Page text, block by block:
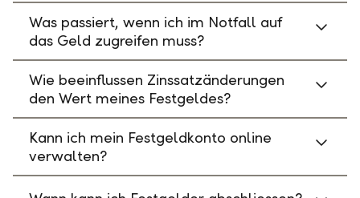
Was passiert, wenn ich im Notfall auf
das Geld zugreifen muss?
Wie beeinflussen Zinssatzänderungen
den Wert meines Festgeldes?
Kann ich mein Festgeldkonto online
verwalten?